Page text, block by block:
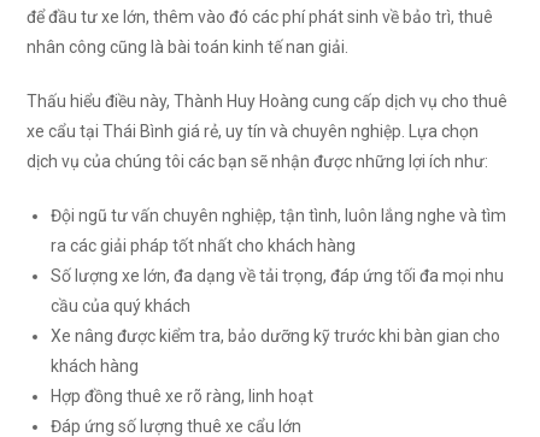
để đầu tư xe lớn, thêm vào đó các phí phát sinh về bảo trì, thuê
nhân công cũng là bài toán kinh tế nan giải.
Thấu hiểu điều này, Thành Huy Hoàng cung cấp dịch vụ cho thuê
xe cẩu tại Thái Bình giá rẻ, uy tín và chuyên nghiệp. Lựa chọn
dịch vụ của chúng tôi các bạn sẽ nhận được những lợi ích như:
Đội ngũ tư vấn chuyên nghiệp, tận tình, luôn lắng nghe và tìm
ra các giải pháp tốt nhất cho khách hàng
Số lượng xe lớn, đa dạng về tải trọng, đáp ứng tối đa mọi nhu
cầu của quý khách
Xe nâng được kiểm tra, bảo dưỡng kỹ trước khi bàn gian cho
khách hàng
Hợp đồng thuê xe rõ ràng, linh hoạt
Đáp ứng số lượng thuê xe cẩu lớn